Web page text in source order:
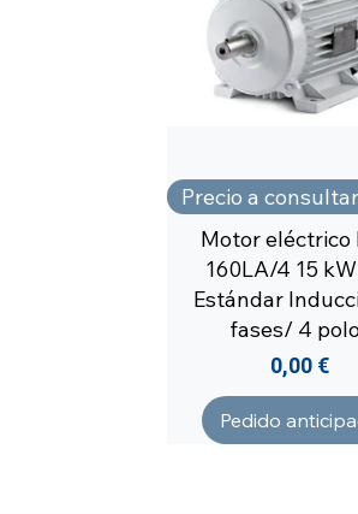
Precio a consultar
Motor eléctrico
160LA/4 15 kW
Estándar
fases/ 4
Precio
0,00 €
Pedido